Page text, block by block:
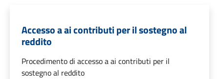
Accesso a ai contributi per il sostegno al
reddito
Procedimento di accesso a ai contributi per il
sostegno al reddito